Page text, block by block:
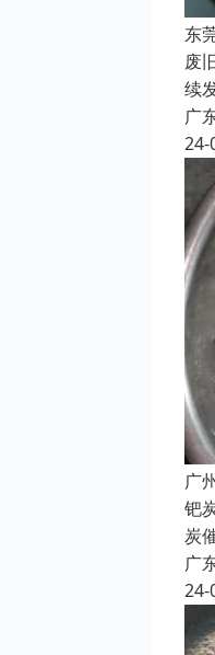
东
废
续
广
24-
广
钯
炭
广
24-